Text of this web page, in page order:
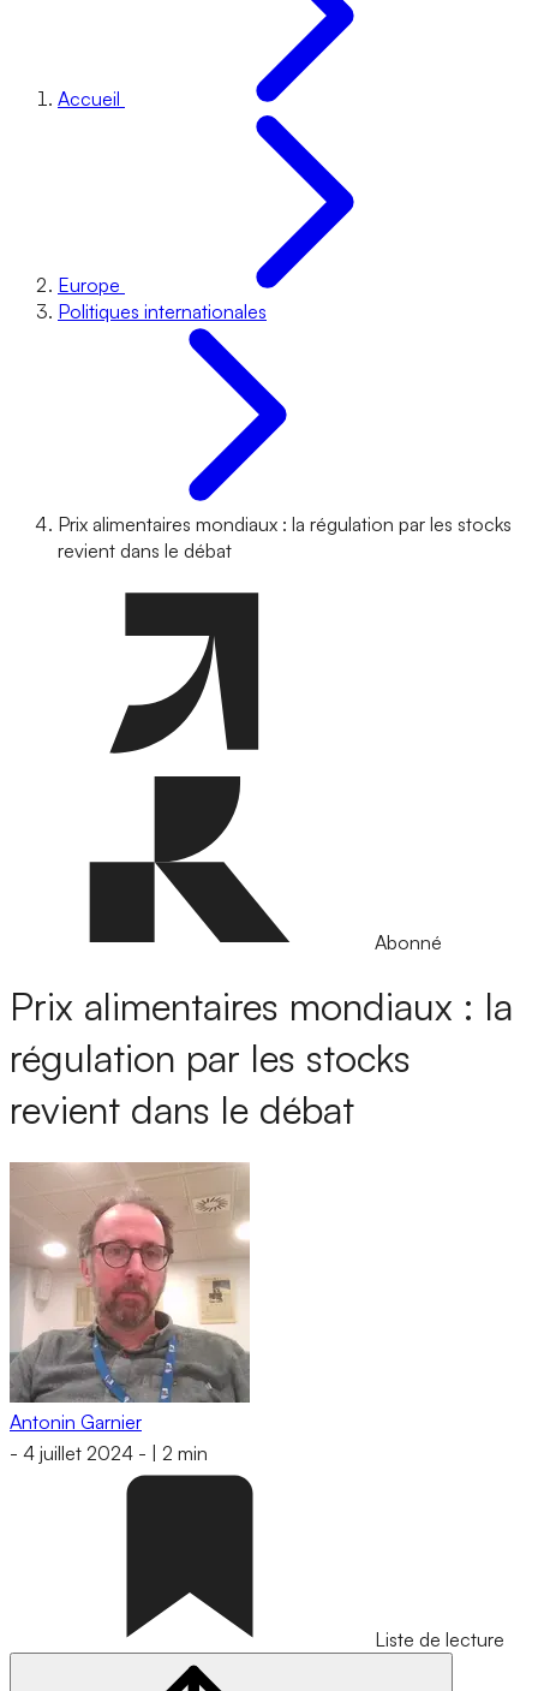
Accueil
Europe
Politiques internationales
Prix alimentaires mondiaux : la régulation par les stocks
revient dans le débat
Abonné
Prix alimentaires mondiaux : la
régulation par les stocks
revient dans le débat
Antonin Garnier
- 4 juillet 2024 - 2 min
Liste de lecture